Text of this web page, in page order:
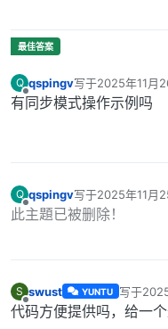
Q
离线
qspingv写于2025年11月
最后由 编辑
有同步模式操作示例吗
Q
离线
qspingv写于2025年11月
最后由 编辑
此主題已被删除！
S
离线
swust YUNTU 写于
最后由
代码方便提供吗，给一